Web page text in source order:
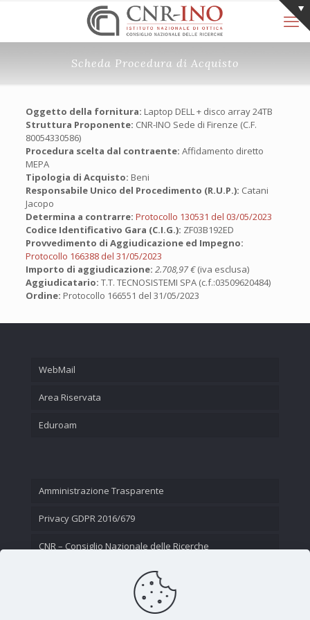
Scheda Procedura di Acquisto
Oggetto della fornitura: Laptop DELL + disco array 24TB
Struttura Proponente: CNR-INO Sede di Firenze (C.F.
80054330586)
Procedura scelta dal contraente: Affidamento diretto
MEPA
Tipologia di Acquisto: Beni
Responsabile Unico del Procedimento (R.U.P.): Catani
Jacopo
Determina a contrarre: Protocollo 130531 del 03/05/2023
Codice Identificativo Gara (C.I.G.): ZF03B192ED
Provvedimento di Aggiudicazione ed Impegno:
Protocollo 166388 del 31/05/2023
Importo di aggiudicazione: 2.708,97 €(iva esclusa)
Aggiudicatario: T.T. TECNOSISTEMI SPA (c.f.:03509620484)
Ordine: Protocollo 166551 del 31/05/2023
WebMail
Area Riservata
Eduroam
Amministrazione Trasparente
Privacy GDPR 2016/679
CNR – Consiglio Nazionale delle Ricerche